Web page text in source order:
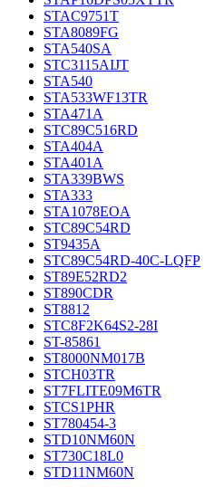
STAC9751T
STA8089FG
STA540SA
STC3115AIJT
STA540
STA533WF13TR
STA471A
STC89C516RD
STA404A
STA401A
STA339BWS
STA333
STA1078EOA
STC89C54RD
ST9435A
STC89C54RD-40C-LQFP
ST89E52RD2
ST890CDR
ST8812
STC8F2K64S2-28I
ST-85861
ST8000NM017B
STCH03TR
ST7FLITE09M6TR
STCS1PHR
ST780454-3
STD10NM60N
ST730C18L0
STD11NM60N